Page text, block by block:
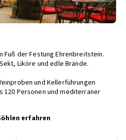
Fuß der Festung Ehrenbreitstein.
Liköre und edle Brände.
und Kellerführungen
120 Personen und mediterraner
erfahren